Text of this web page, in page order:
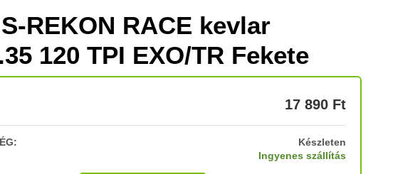
REKON RACE kevlar
120 TPI EXO/TR Fekete
17 890 Ft
Készleten
Ingyenes szállítás